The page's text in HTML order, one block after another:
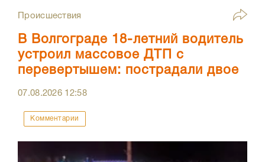
Происшествия
В Волгограде 18-летний водитель
устроил массовое ДТП с
перевертышем: пострадали двое
07.08.2026 12:58
Комментарии